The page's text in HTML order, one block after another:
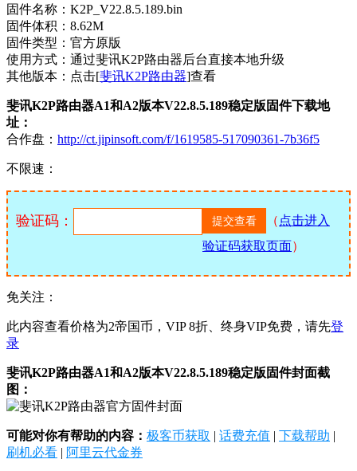
固件名称：K2P_V22.8.5.189.bin
固件体积：8.62M
固件类型：官方原版
使用方式：通过斐讯K2P路由器后台直接本地升级
其他版本：点击[斐讯K2P路由器]查看
斐讯K2P路由器A1和A2版本V22.8.5.189稳定版固件下载地
址：
合作盘： http://ct.jipinsoft.com/f/1619585-517090361-7b36f5
不限速：
验证码： （ 点击进入
验证码获取页面）
免关注：
此内容查看价格为2帝国币，VIP 8折、终身VIP免费，请先登
录
斐讯K2P路由器A1和A2版本V22.8.5.189稳定版固件封面截
图：
可能对你有帮助的内容： 极客币获取 | 话费充值 | 下载帮助 |
刷机必看 | 阿里云代金券